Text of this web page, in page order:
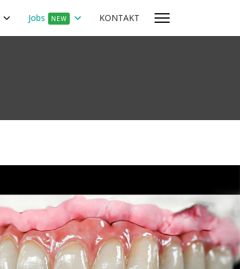
Jobs NEW KONTAKT